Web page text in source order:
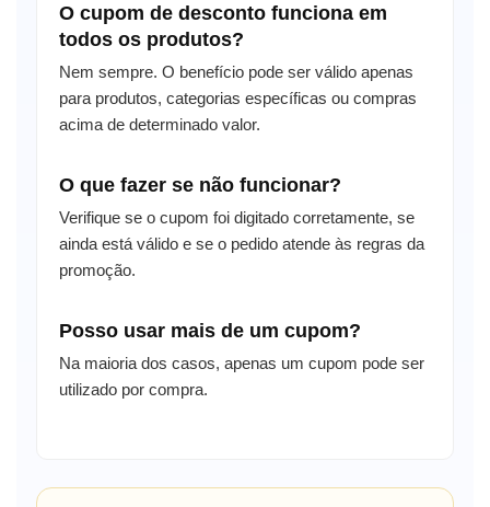
O cupom de desconto funciona em
todos os produtos?
Nem sempre. O benefício pode ser válido apenas
para produtos, categorias específicas ou compras
acima de determinado valor.
O que fazer se não funcionar?
Verifique se o cupom foi digitado corretamente, se
ainda está válido e se o pedido atende às regras da
promoção.
Posso usar mais de um cupom?
Na maioria dos casos, apenas um cupom pode ser
utilizado por compra.